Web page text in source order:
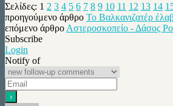
Σελίδες: 1 2 3 4 5 6 7 8 9 10 11 12 13 14
προηγούμενο άρθρο Το Βαλκανιζατέρ
επόμενο άρθρο Αστεροσκοπείο - Δάσος
Subscribe
Login
Notify of